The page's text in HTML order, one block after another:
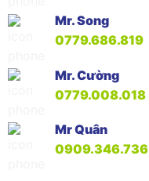
Mr. Song
0779.686.819
Mr. Cường
0779.008.018
Mr Quân
0909.346.736